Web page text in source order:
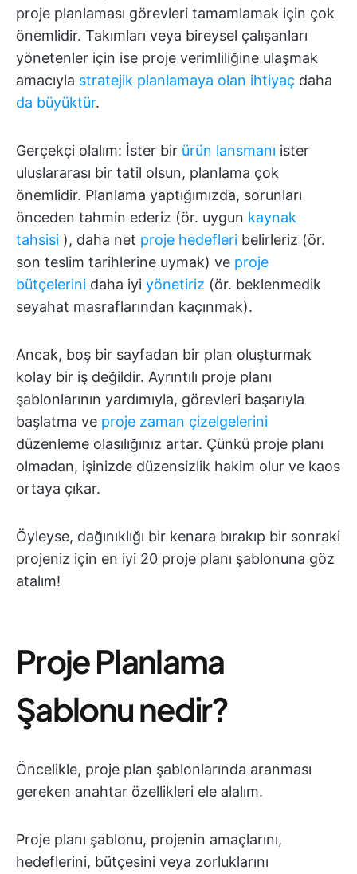
proje planlaması görevleri tamamlamak için çok
önemlidir. Takımları veya bireysel çalışanları
yönetenler için ise proje verimliliğine ulaşmak
amacıyla stratejik planlamaya olan ihtiyaç daha
da büyüktür.
Gerçekçi olalım: İster bir ürün lansmanı ister
uluslararası bir tatil olsun, planlama çok
önemlidir. Planlama yaptığımızda, sorunları
önceden tahmin ederiz (ör. uygun kaynak
tahsisi ), daha net proje hedefleri belirleriz (ör.
son teslim tarihlerine uymak) ve proje
bütçelerini daha iyi yönetiriz (ör. beklenmedik
seyahat masraflarından kaçınmak).
Ancak, boş bir sayfadan bir plan oluşturmak
kolay bir iş değildir. Ayrıntılı proje planı
şablonlarının yardımıyla, görevleri başarıyla
başlatma ve proje zaman çizelgelerini
düzenleme olasılığınız artar. Çünkü proje planı
olmadan, işinizde düzensizlik hakim olur ve kaos
ortaya çıkar.
Öyleyse, dağınıklığı bir kenara bırakıp bir sonraki
projeniz için en iyi 20 proje planı şablonuna göz
atalım!
Proje Planlama
Şablonu nedir?
Öncelikle, proje plan şablonlarında aranması
gereken anahtar özellikleri ele alalım.
Proje planı şablonu, projenin amaçlarını,
hedeflerini, bütçesini veya zorluklarını